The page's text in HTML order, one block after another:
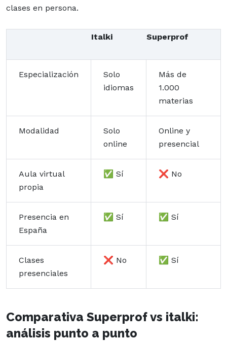
clases en persona.
Italki Superprof
Especialización
Solo
idiomas
Más de
1.000
materias
Modalidad
Solo
online
Online y
presencial
Aula virtual
propia
✅ Sí ❌ No
Presencia en
España
✅ Sí ✅ Sí
Clases
presenciales
❌ No ✅ Sí
Comparativa Superprof vs italki:
análisis punto a punto